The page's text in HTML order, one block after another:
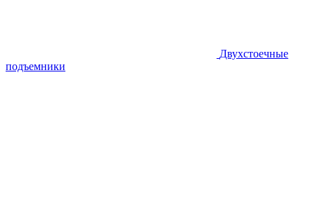
Двухстоечные
подъемники